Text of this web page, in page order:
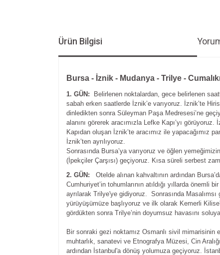
Ürün Bilgisi
Bursa - İznik - Mudanya - Trilye -
1. GÜN: Belirlenen noktalardan, gece belirlenen
sabah erken saatlerde İznik’e varıyoruz. İznik’te
dinledikten sonra Süleyman Paşa Medresesi’ne
alanını görerek aracımızla Lefke Kapı’yı
Kapıdan oluşan İznik’te aracımız ile yapacağımız
İznik’ten ayrılıyoruz.
Sonrasında Bursa’ya varıyoruz ve öğlen
(İpekçiler Çarşısı) geçiyoruz. Kısa süreli serbest
2. GÜN:
Otelde alınan kahvaltının ardından
Cumhuriyet’in tohumlarının atıldığı yıllarda önemli
ayrılarak Trilye'ye gidiyoruz. Sonrasında
yürüyüşümüze başlıyoruz ve ilk olarak Kemerli
gördükten sonra Trilye’nin doyumsuz havasını
Bir sonraki gezi noktamız Osmanlı sivil mimarisinin
muhtarlık, sanatevi ve Etnografya Müzesi, Cin
ardından İstanbul'a dönüş yolumuza geçiyoruz.